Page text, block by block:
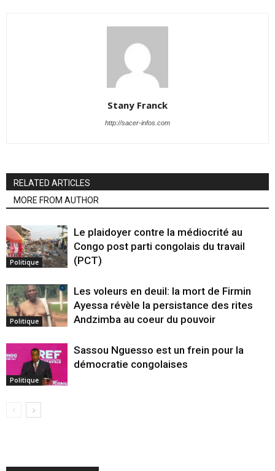
Stany Franck
http://sacer-infos.com
RELATED ARTICLES
MORE FROM AUTHOR
Politique
Le plaidoyer contre la médiocrité au
Congo post parti congolais du travail
(PCT)
Politique
Les voleurs en deuil: la mort de Firmin
Ayessa révèle la persistance des rites
Andzimba au coeur du pouvoir
Politique
Sassou Nguesso est un frein pour la
démocratie congolaises